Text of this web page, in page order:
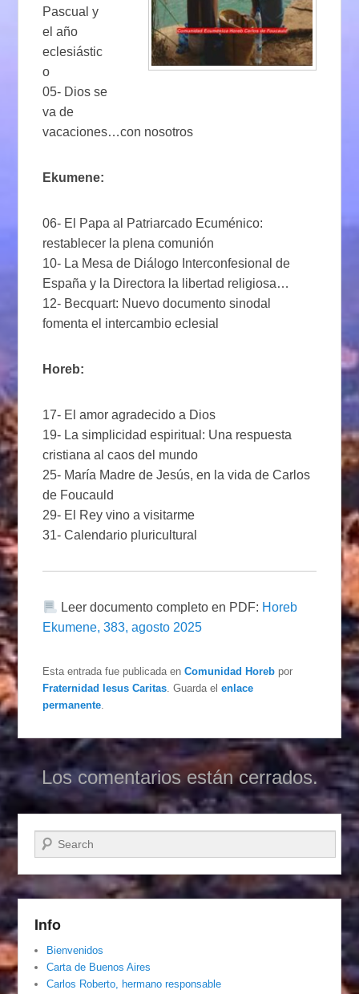
Pascual y
el año
eclesiástic
o
05- Dios se
va de
vacaciones…con nosotros
Ekumene:
06- El Papa al Patriarcado Ecuménico:
restablecer la plena comunión
10- La Mesa de Diálogo Interconfesional de
España y la Directora la libertad religiosa…
12- Becquart: Nuevo documento sinodal
fomenta el intercambio eclesial
Horeb:
17- El amor agradecido a Dios
19- La simplicidad espiritual: Una respuesta
cristiana al caos del mundo
25- María Madre de Jesús, en la vida de Carlos
de Foucauld
29- El Rey vino a visitarme
31- Calendario pluricultural
Leer documento completo en PDF: Horeb
Ekumene, 383, agosto 2025
Esta entrada fue publicada enComunidad Horeb por
Fraternidad Iesus Caritas. Guarda elenlace
permanente.
Los comentarios están cerrados.
Buscar
Info
Bienvenidos
Carta de Buenos Aires
Carlos Roberto, hermano responsable